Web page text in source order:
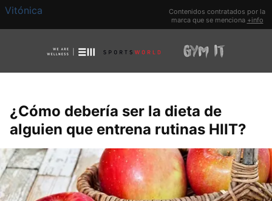
Contenidos contratados por la
marca que se menciona +info
Vitónica
¿Cómo debería ser la dieta de
alguien que entrena rutinas HIIT?